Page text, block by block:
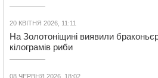
20 КВІТНЯ 2026, 11:11
На Золотоніщині виявили
кілограмів риби
08 ЧЕРВНЯ 2026, 18:02